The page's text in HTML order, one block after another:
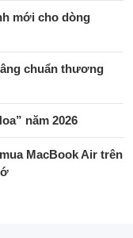
mới cho dòng
chuẩn thương
năm 2026
MacBook Air trên